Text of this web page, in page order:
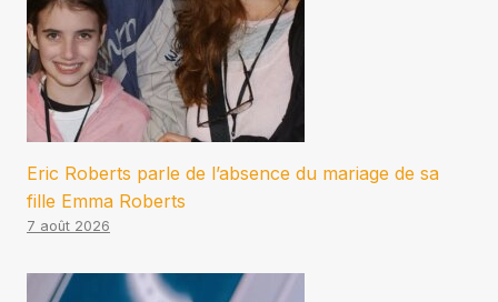
Eric Roberts parle de l’absence du mariage de sa
fille Emma Roberts
7 août 2026